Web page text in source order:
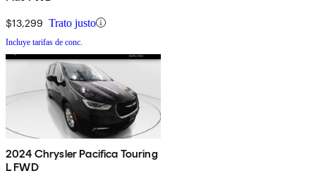
$13,299 Trato justo
Incluye tarifas de conc.
2024 Chrysler Pacifica Touring
L FWD